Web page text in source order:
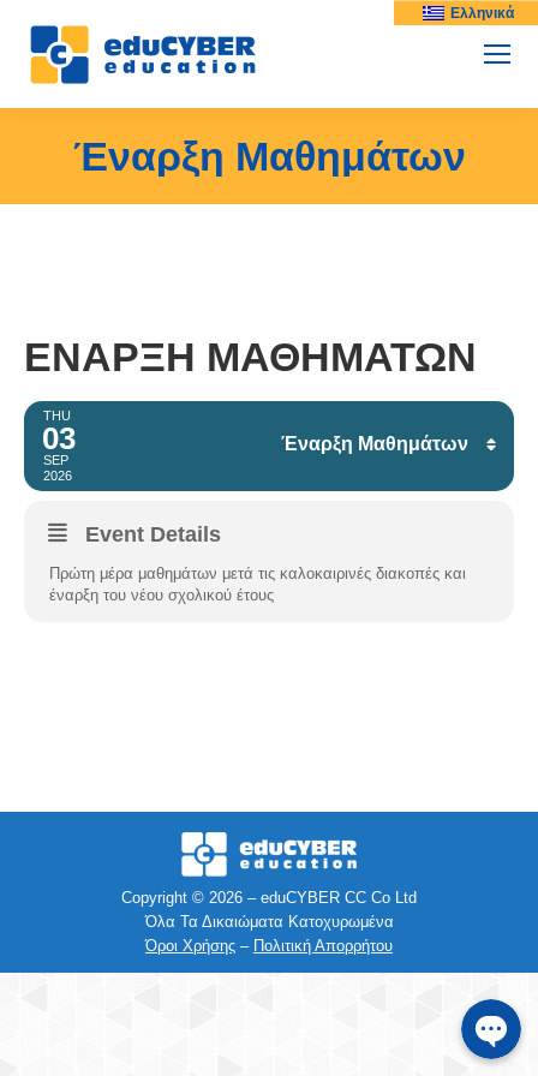
Έναρξη Μαθημάτων
ΈΝΑΡΞΗ ΜΑΘΗΜΆΤΩΝ
2026
THU
03
SEP
Έναρξη Μαθημάτων
Event Details
Πρώτη μέρα μαθημάτων μετά τις καλοκαιρινές διακοπές και
έναρξη του νέου σχολικού έτους
Copyright © 2026 – eduCYBER CC Co Ltd
Όλα Τα Δικαιώματα Κατοχυρωμένα
Όροι Χρήσης – Πολιτική Απορρήτου
Ελληνικά